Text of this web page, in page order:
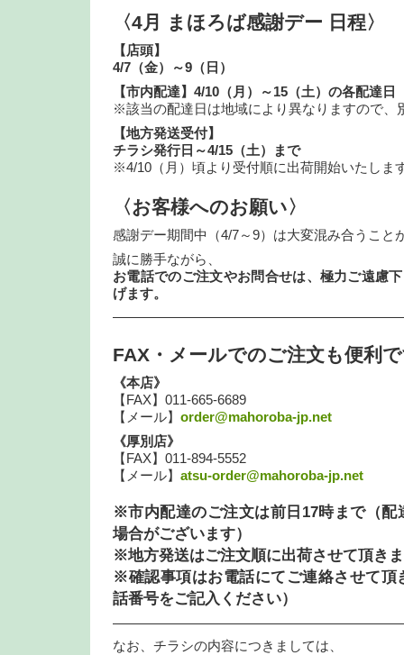
〈4月 まほろば感謝デー 日程〉
【店頭】
4/7（金）～9（日）
【市内配達】4/10（月）～15（土）の各配達日
※該当の配達日は地域により異なりますので、
【地方発送受付】
チラシ発行日～4/15（土）まで
※4/10（月）頃より受付順に出荷開始いたしま
〈お客様へのお願い〉
感謝デー期間中（4/7～9）は大変混み合うこと
誠に勝手ながら、
お電話でのご注文やお問合せは、極力ご遠慮
げます。
FAX・メールでのご注文も便利
《本店》
【FAX】011-665-6689
【メール】 order@mahoroba-jp.net
《厚別店》
【FAX】011-894-5552
【メール】 atsu-order@mahoroba-jp.net
※市内配達のご注文は前日17時まで（配
場合がございます）
※地方発送はご注文順に出荷させて頂き
※確認事項はお電話にてご連絡させて頂
話番号をご記入ください）
なお、チラシの内容につきましては、